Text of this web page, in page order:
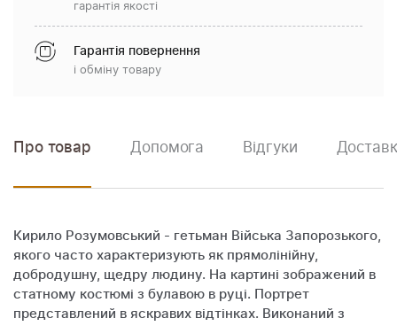
гарантія якості
Гарантія повернення
і обміну товару
Про товар Допомога Відгуки
Кирило Розумовський - гетьман Війська Запорозького,
якого часто характеризують як прямолінійну,
добродушну, щедру людину. На картині зображений в
статному костюмі з булавою в руці. Портрет
представлений в яскравих відтінках. Виконаний з